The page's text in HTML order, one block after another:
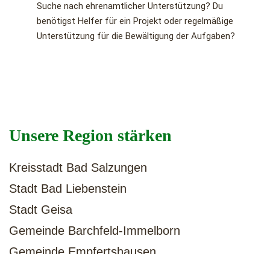
Suche nach ehrenamtlicher Unterstützung? Du
benötigst Helfer für ein Projekt oder regelmäßige
Unterstützung für die Bewältigung der Aufgaben?
Unsere Region stärken
Kreisstadt Bad Salzungen
Stadt Bad Liebenstein
Stadt Geisa
Gemeinde Barchfeld-Immelborn